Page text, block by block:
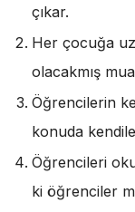
çıkar.
Her çocuğa
olacakmış
Öğrencilerin
konuda
Öğrencileri
ki öğrenciler